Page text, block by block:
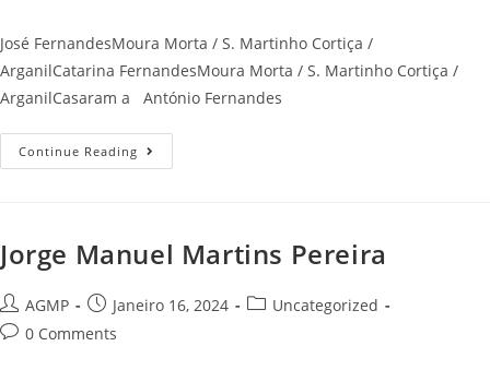
José FernandesMoura Morta / S. Martinho Cortiça /
ArganilCatarina FernandesMoura Morta / S. Martinho Cortiça /
ArganilCasaram a António Fernandes
Continue Reading 7º
Avós
Jorge Manuel Martins Pereira
Post
author:
AGMP
Post
published:
Janeiro 16, 2024
PostUncategorized
Post0 Comments